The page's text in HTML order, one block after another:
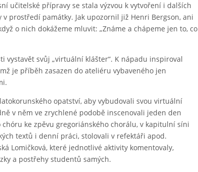
učitelské přípravy se stala výzvou k vytvoření i dalších
prostředí památky. Jak upozornil již Henri Bergson, ani
o nich dokážeme mluvit: „Známe a chápeme jen to, co
svůj „virtuální klášter“. K nápadu inspiroval
je příběh zasazen do ateliéru vybaveného jen
opatství, aby vybudovali svou virtuální
v něm ve zrychlené podobě inscenovali jeden den
ke zpěvu gregoriánského chorálu, v kapitulní síni
textů i denní práci, stolovali v refektáři apod.
Lomičková, které jednotlivé aktivity komentovaly,
a postřehy studentů samých.